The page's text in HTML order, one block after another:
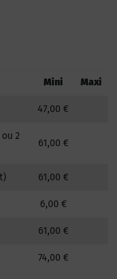
Mini Maxi
47,00 €
2
61,00 €
61,00 €
6,00 €
61,00 €
74,00 €